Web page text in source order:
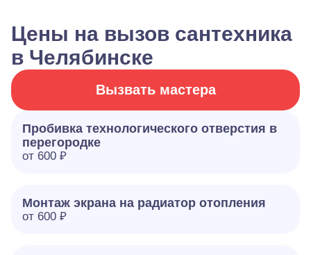
Цены на вызов сантехника
в Челябинске
Вызвать мастера
Пробивка технологического отверстия в
перегородке
от 600 ₽
Монтаж экрана на радиатор отопления
от 600 ₽